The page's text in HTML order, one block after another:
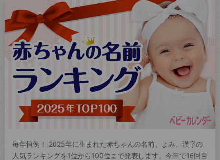
毎年恒例！ 2025年に生まれた赤ちゃんの名前、よみ、漢字の
人気ランキングを1位から100位まで発表します。今年で16回目